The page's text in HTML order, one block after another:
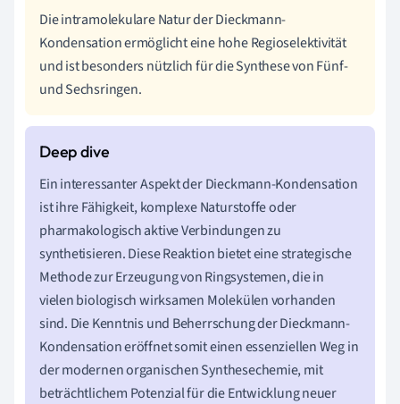
Die intramolekulare Natur der Dieckmann-
Kondensation ermöglicht eine hohe Regioselektivität
und ist besonders nützlich für die Synthese von Fünf-
und Sechsringen.
Ein interessanter Aspekt der Dieckmann-Kondensation
ist ihre Fähigkeit, komplexe Naturstoffe oder
pharmakologisch aktive Verbindungen zu
synthetisieren. Diese Reaktion bietet eine strategische
Methode zur Erzeugung von Ringsystemen, die in
vielen biologisch wirksamen Molekülen vorhanden
sind. Die Kenntnis und Beherrschung der Dieckmann-
Kondensation eröffnet somit einen essenziellen Weg in
der modernen organischen Synthesechemie, mit
beträchtlichem Potenzial für die Entwicklung neuer